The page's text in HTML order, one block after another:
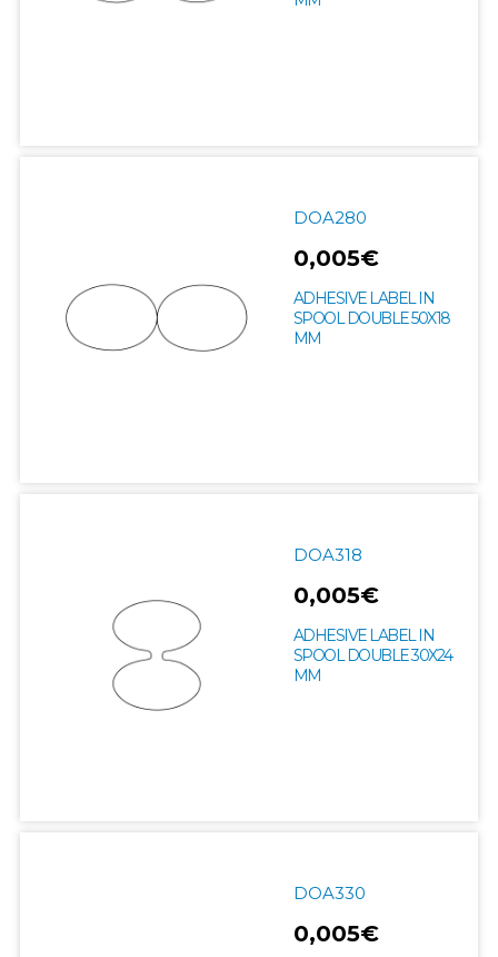
DOA280
0,005€
ADHESIVE LABEL IN
SPOOL DOUBLE 50X18
MM
DOA318
0,005€
ADHESIVE LABEL IN
SPOOL DOUBLE 30X24
MM
DOA330
0,005€